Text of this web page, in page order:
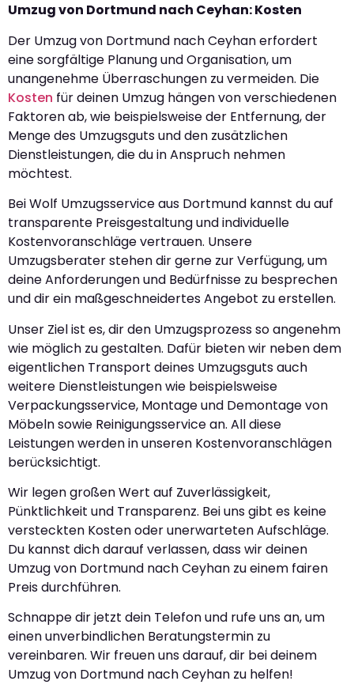
Umzug von Dortmund nach Ceyhan: Kosten
Der Umzug von Dortmund nach Ceyhan erfordert
eine sorgfältige Planung und Organisation, um
unangenehme Überraschungen zu vermeiden. Die
Kosten für deinen Umzug hängen von verschiedenen
Faktoren ab, wie beispielsweise der Entfernung, der
Menge des Umzugsguts und den zusätzlichen
Dienstleistungen, die du in Anspruch nehmen
möchtest.
Bei Wolf Umzugsservice aus Dortmund kannst du auf
transparente Preisgestaltung und individuelle
Kostenvoranschläge vertrauen. Unsere
Umzugsberater stehen dir gerne zur Verfügung, um
deine Anforderungen und Bedürfnisse zu besprechen
und dir ein maßgeschneidertes Angebot zu erstellen.
Unser Ziel ist es, dir den Umzugsprozess so angenehm
wie möglich zu gestalten. Dafür bieten wir neben dem
eigentlichen Transport deines Umzugsguts auch
weitere Dienstleistungen wie beispielsweise
Verpackungsservice, Montage und Demontage von
Möbeln sowie Reinigungsservice an. All diese
Leistungen werden in unseren Kostenvoranschlägen
berücksichtigt.
Wir legen großen Wert auf Zuverlässigkeit,
Pünktlichkeit und Transparenz. Bei uns gibt es keine
versteckten Kosten oder unerwarteten Aufschläge.
Du kannst dich darauf verlassen, dass wir deinen
Umzug von Dortmund nach Ceyhan zu einem fairen
Preis durchführen.
Schnappe dir jetzt dein Telefon und rufe uns an, um
einen unverbindlichen Beratungstermin zu
vereinbaren. Wir freuen uns darauf, dir bei deinem
Umzug von Dortmund nach Ceyhan zu helfen!